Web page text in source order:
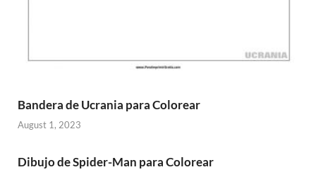
Bandera de Ucrania para Colorear
August 1, 2023
Dibujo de Spider-Man para Colorear